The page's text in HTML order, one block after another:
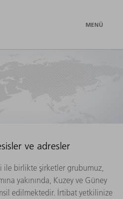
MENÜ
ve adresler
birlikte şirketler grubumuz,
yakınında, Kuzey ve Güney
edilmektedir. İrtibat yetkilinize